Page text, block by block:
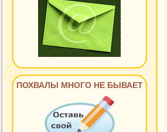
ПОХВАЛЫ МНОГО НЕ БЫВАЕТ